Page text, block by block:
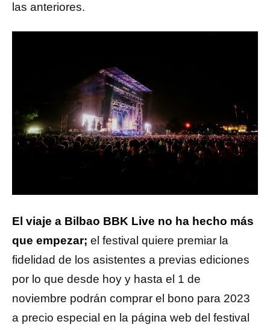
las anteriores.
El viaje a Bilbao BBK Live no ha hecho más
que empezar; el festival quiere premiar la
fidelidad de los asistentes a previas ediciones
por lo que desde hoy y hasta el 1 de
noviembre podrán comprar el bono para 2023
a precio especial en la página web del festival